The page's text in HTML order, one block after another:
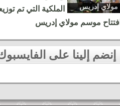
مولاي إدريس
زرهون
الملكية التي تم
افتتاح موسم مولاي إدريس